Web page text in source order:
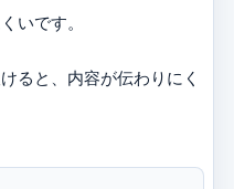
いです。
ると、内容が伝わりにく